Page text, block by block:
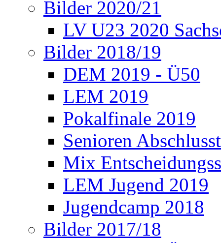
Bilder 2020/21
LV U23 2020
Bilder 2018/19
DEM 2019 - Ü50
LEM 2019
Pokalfinale 2019
Senioren
Mix
LEM Jugend 2019
Jugendcamp 2018
Bilder 2017/18